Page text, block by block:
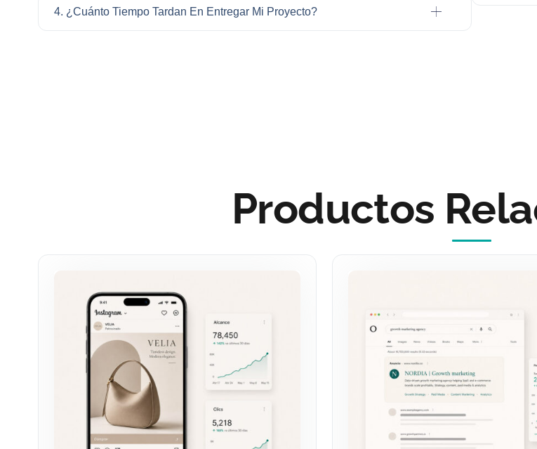
4. ¿Cuánto Tiempo Tardan En Entregar Mi Proyecto?
Productos